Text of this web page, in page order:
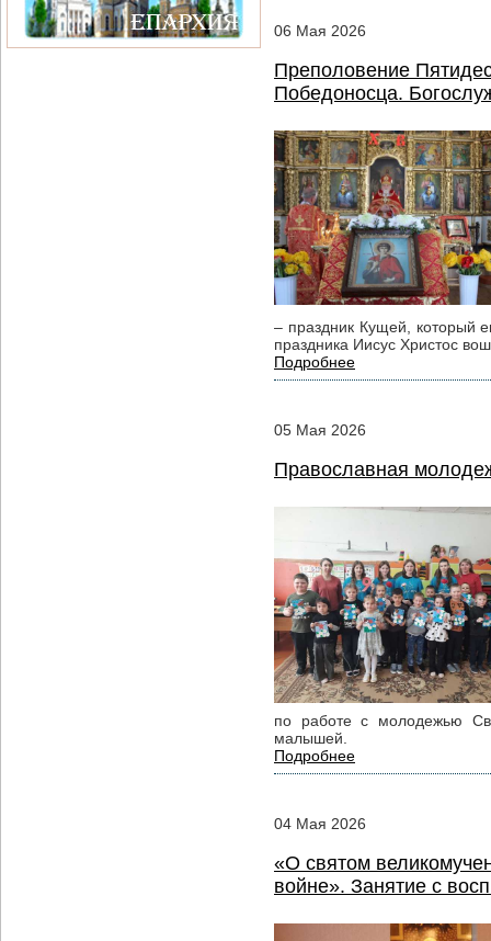
06 Мая 2026
Преполовение
Победоносца.
– праздник Кущей, который
праздника Иисус Христос
Подробнее
05 Мая 2026
Православная
по работе с молодежью
малышей.
Подробнее
04 Мая 2026
«О святом
войне». Занятие с